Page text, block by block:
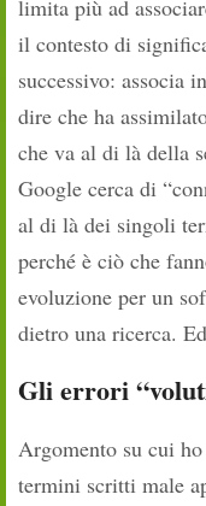
limita più ad
il contesto di
successivo: associa
dire che ha
che va al di là della
Google cerca di
al di là dei singoli
perché è ciò che
evoluzione per un
dietro una ricerca.
Gli errori
Argomento su cui
termini scritti male